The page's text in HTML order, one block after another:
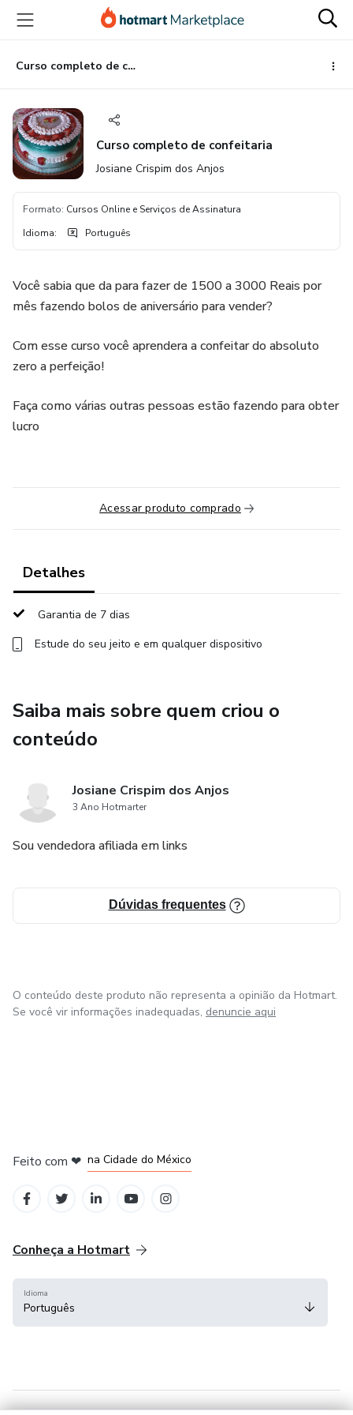
para
conteúdo
principal
para
pagamento
para
rodapé
Curso completo de confeitaria
Curso completo de confeitaria
Josiane Crispim dos Anjos
Formato: Cursos Online e Serviços de Assinatura
Idioma: Português
Você sabia que da para fazer de 1500 a 3000 Reais por
mês fazendo bolos de aniversário para vender?
Com esse curso você aprendera a confeitar do absoluto
zero a perfeição!
Faça como várias outras pessoas estão fazendo para obter
lucro
Acessar produto comprado
Detalhes
Garantia de 7 dias
Estude do seu jeito e em qualquer dispositivo
Saiba mais sobre quem criou o
conteúdo
Josiane Crispim dos Anjos
3 Ano Hotmarter
Sou vendedora afiliada em links
Dúvidas frequentes
O conteúdo deste produto não representa a opinião da Hotmart.
Se você vir informações inadequadas, denuncie aqui
Feito com ❤ na Cidade do México
Conheça a Hotmart
Idioma
Português